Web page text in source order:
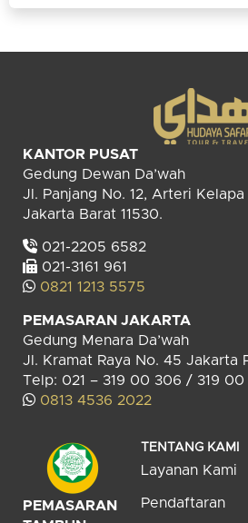
KANTOR PUSAT
Gedung Dewan Da’wah
Jl. Panjang No. 12, Arteri
Jakarta Barat 11530.
021-2205 6582
021-3161 961
0821 1213 5575
PEMASARAN JAKARTA
Gedung Menara Da’wah
Jl. Kramat Raya No. 45 Jakarta
Telp: 021 – 319 00 306 / 319
0813 4536 2022
PEMASARAN
TENTANG KAMI
Layanan Kami
Pendaftaran